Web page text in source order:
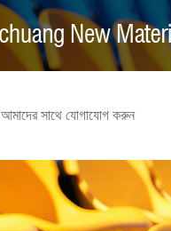
আমাদের সাথে যোগাযোগ করুন